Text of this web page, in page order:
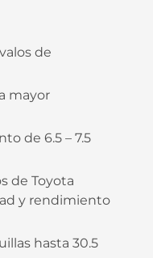
de
mayor
de 6.5 – 7.5
de Toyota
y rendimiento
hasta 30.5